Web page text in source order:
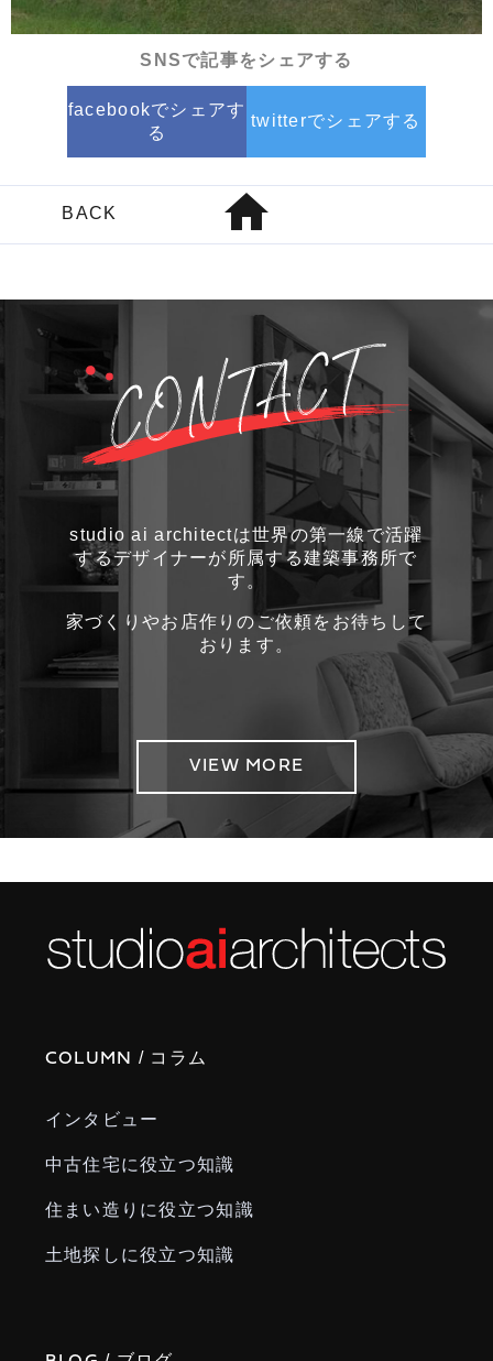
公式サイト >
SNSで記事をシェアする
facebookでシェアす
る
twitterでシェアする
BACK home
studio ai architectは世界の第一線で活躍
するデザイナーが所属する建築事務所で
す。
家づくりやお店作りのご依頼をお待ちして
おります。
VIEW MORE
COLUMN / コラム
インタビュー
中古住宅に役立つ知識
住まい造りに役立つ知識
土地探しに役立つ知識